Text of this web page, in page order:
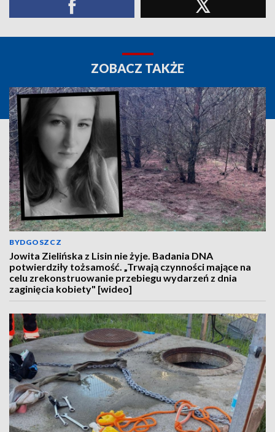
ZOBACZ TAKŻE
BYDGOSZCZ
Jowita Zielińska z Lisin nie żyje. Badania DNA
potwierdziły tożsamość. „Trwają czynności mające na
celu zrekonstruowanie przebiegu wydarzeń z dnia
zaginięcia kobiety" [wideo]